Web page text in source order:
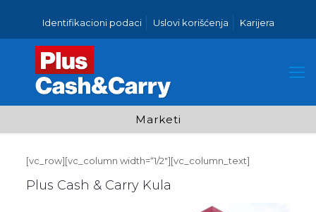
Identifikacioni podaci Uslovi korišćenja Karijera
Marketi
[vc_row][vc_column width=“1/2″][vc_column_text]
Plus Cash & Carry Kula